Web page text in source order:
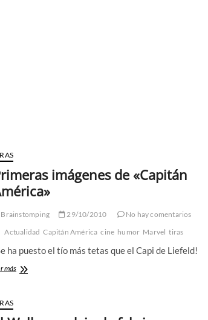
imágenes de «Capitán
Brainstomping 29/10/2010
No hay comentarios
Actualidad Capitán América cine humor Marvel tiras
ha puesto el tío más tetas que el Capi de Liefeld!
másPrimeras